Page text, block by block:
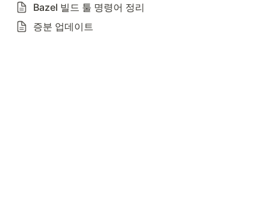
Bazel 빌드 툴 명령어 정리
증분 업데이트